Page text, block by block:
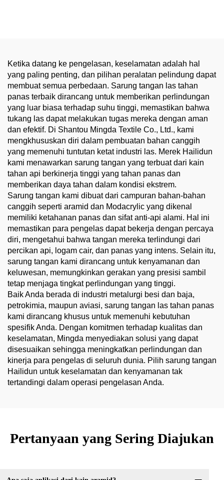
Ketika datang ke pengelasan, keselamatan adalah hal
yang paling penting, dan pilihan peralatan pelindung dapat
membuat semua perbedaan. Sarung tangan las tahan
panas terbaik dirancang untuk memberikan perlindungan
yang luar biasa terhadap suhu tinggi, memastikan bahwa
tukang las dapat melakukan tugas mereka dengan aman
dan efektif. Di Shantou Mingda Textile Co., Ltd., kami
mengkhususkan diri dalam pembuatan bahan canggih
yang memenuhi tuntutan ketat industri las. Merek Hailidun
kami menawarkan sarung tangan yang terbuat dari kain
tahan api berkinerja tinggi yang tahan panas dan
memberikan daya tahan dalam kondisi ekstrem.
Sarung tangan kami dibuat dari campuran bahan-bahan
canggih seperti aramid dan Modacrylic yang dikenal
memiliki ketahanan panas dan sifat anti-api alami. Hal ini
memastikan para pengelas dapat bekerja dengan percaya
diri, mengetahui bahwa tangan mereka terlindungi dari
percikan api, logam cair, dan panas yang intens. Selain itu,
sarung tangan kami dirancang untuk kenyamanan dan
keluwesan, memungkinkan gerakan yang presisi sambil
tetap menjaga tingkat perlindungan yang tinggi.
Baik Anda berada di industri metalurgi besi dan baja,
petrokimia, maupun aviasi, sarung tangan las tahan panas
kami dirancang khusus untuk memenuhi kebutuhan
spesifik Anda. Dengan komitmen terhadap kualitas dan
keselamatan, Mingda menyediakan solusi yang dapat
disesuaikan sehingga meningkatkan perlindungan dan
kinerja para pengelas di seluruh dunia. Pilih sarung tangan
Hailidun untuk keselamatan dan kenyamanan tak
tertandingi dalam operasi pengelasan Anda.
Pertanyaan yang Sering Diajukan